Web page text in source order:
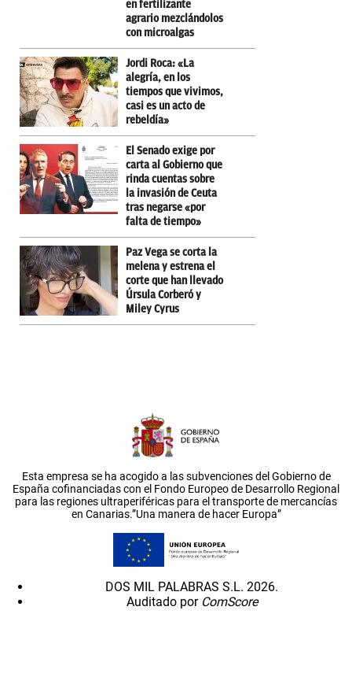
en fertilizante
agrario mezclándolos
con microalgas
Jordi Roca: «La
alegría, en los
tiempos que vivimos,
casi es un acto de
rebeldía»
El Senado exige por
carta al Gobierno que
rinda cuentas sobre
la invasión de Ceuta
tras negarse «por
falta de tiempo»
Paz Vega se corta la
melena y estrena el
corte que han llevado
Úrsula Corberó y
Miley Cyrus
Esta empresa se ha acogido a las subvenciones del Gobierno de
España cofinanciadas con el Fondo Europeo de Desarrollo Regional
para las regiones ultraperiféricas para el transporte de mercancías
en Canarias.”Una manera de hacer Europa”
DOS MIL PALABRAS S.L. 2026.
Auditado por ComScore